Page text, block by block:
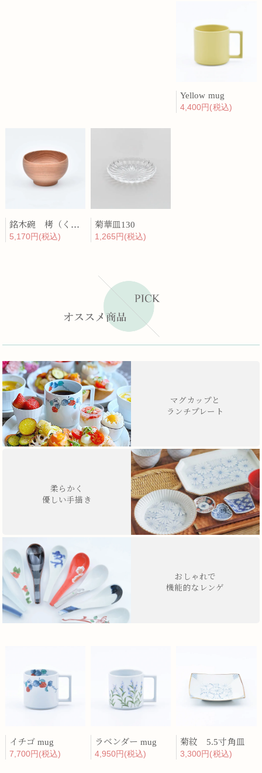
Yellow mug
4,400円(税込)
銘木碗 栲（くるみ）
5,170円(税込)
菊華皿130
1,265円(税込)
マグカップと
ランチプレート
柔らかく
優しい手描き
おしゃれで
機能的なレンゲ
イチゴ mug
7,700円(税込)
ラベンダー mug
4,950円(税込)
菊紋 5.5寸角皿
3,300円(税込)